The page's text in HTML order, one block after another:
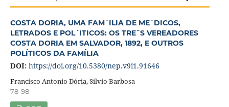
COSTA DORIA, UMA FAM´ILIA DE ME´DICOS,
LETRADOS E POL´ITICOS: OS TREˆS VEREADORES
COSTA DORIA EM SALVADOR, 1892, E OUTROS
POLÍTICOS DA FAMÍLIA
DOI: https://doi.org/10.5380/nep.v9i1.91646
Francisco Antonio Dória, Silvio Barbosa
78-98